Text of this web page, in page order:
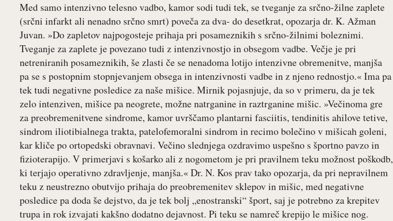
Med samo intenzivno telesno vadbo, kamor sodi tudi tek, se tveganje za srčno-žilne zaplete
(srčni infarkt ali nenadno srčno smrt) poveča za dva- do desetkrat, opozarja dr. K. Ažman
Juvan. »Do zapletov najpogosteje prihaja pri posameznikih s srčno-žilnimi boleznimi.
Tveganje za zaplete je povezano tudi z intenzivnostjo in obsegom vadbe. Večje je pri
netreniranih posameznikih, še zlasti če se nenadoma lotijo intenzivne obremenitve, manjša
pa se s postopnim stopnjevanjem obsega in intenzivnosti vadbe in z njeno rednostjo.« Ima pa
tek tudi negativne posledice za naše mišice. Mirnik pojasnjuje, da so v primeru, da je tek
zelo intenziven, mišice pa neogrete, možne natrganine in raztrganine mišic. »Večinoma gre
za preobremenitvene sindrome, kamor uvrščamo plantarni fasciitis, tendinitis ahilove tetive,
sindrom iliotibialnega trakta, patelofemoralni sindrom in recimo bolečino v mišicah goleni,
kar kliče po ortopedski obravnavi. Večino slednjega ozdravimo uspešno s športno pavzo in
fizioterapijo. V primerjavi s košarko ali z nogometom je pri pravilnem teku možnost poškodb,
ki terjajo operativno zdravljenje, manjša.« Dr. N. Kos prav tako opozarja, da pri nepravilnem
teku z neustrezno obutvijo prihaja do preobremenitev sklepov in mišic, med negativne
posledice pa doda še dejstvo, da je tek bolj „enostranski“ šport, saj je potrebno za krepitev
trupa in rok izvajati kakšno dodatno dejavnost. Pi teku se namreč krepijo le mišice nog.